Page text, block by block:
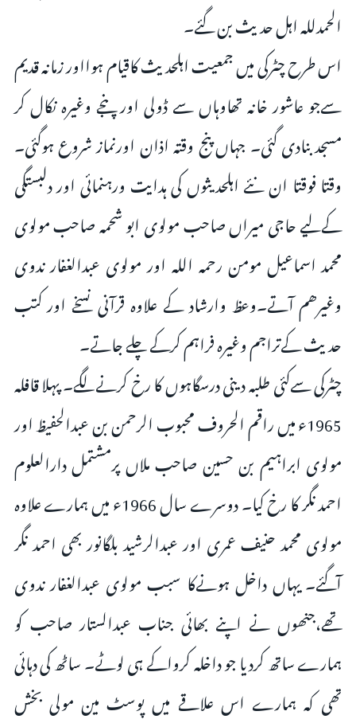
الحمدللہ اہل حدیث بن گئے۔
اس طرح چٹرکی میں جمعیت اہلحدیث کاقیام ہوااور زمانہ قدیم
سےجو عاشور خانہ تھاوہاں سے ڈولی اور پنجے وغیرہ نکال کر
مسجد بنادی گئی۔ جہاں پنج وقتہ اذان اورنماز شروع ہوگئی۔
وقتا فوقتا ان نئے اہلحدیثوں کی ہدایت ورہنمائی اور دلبستگی
کےلیے حاجی میراں صاحب مولوی ابو شحمہ صاحب مولوی
محمد اسماعیل مومن رحمہ اللہ اور مولوی عبدالغفار ندوی
وغیرھم آتے۔وعظ وارشاد کے علاوہ قرآنی نسخے اور کتب
حدیث کےتراجم وغیرہ فراہم کرکے چلے جاتے۔
چٹرکی سےکئی طلبہ دینی درسگاہوں کا رخ کرنےلگے۔ پہلا قافلہ
1965ء میں راقم الحروف محبوب الرحمن بن عبدالحفیظ اور
مولوی ابراہیم بن حسین صاحب ملاں پرمشتمل دارالعلوم
احمد نگر کا رخ کیا۔ دوسرے سال 1966ء میں ہمارے علاوہ
مولوی محمد حنیف عمری اور عبدالرشید بلگانور بھی احمد نگر
آگئے۔ یہاں داخل ہونےکا سبب مولوی عبدالغفار ندوی
تھے،جنھوں نے اپنے بھائی جناب عبدالستار صاحب کو
ہمارے ساتھ کردیا جو داخلہ کرواکے ہی لوٹے۔ ساٹھ کی دہائی
تھی کہ ہمارے اس علاقے میں پوسٹ مین مولی بخش